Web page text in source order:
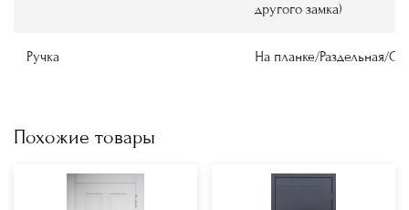
другого замка)
Ручка На планке/Раздельная/
Похожие товары